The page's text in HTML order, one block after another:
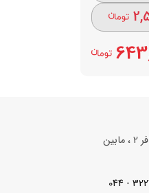
آدرس: ارومیه ، خیابان همافر 2 ، مابين